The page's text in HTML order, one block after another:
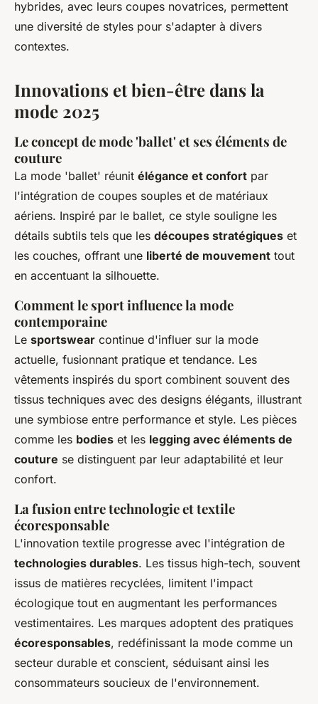
hybrides, avec leurs coupes novatrices, permettent
une diversité de styles pour s'adapter à divers
contextes.
Innovations et bien-être dans la
mode 2025
Le concept de mode 'ballet' et ses éléments de
couture
La mode 'ballet' réunit élégance et confort par
l'intégration de coupes souples et de matériaux
aériens. Inspiré par le ballet, ce style souligne les
détails subtils tels que les découpes stratégiques et
les couches, offrant une liberté de mouvement tout
en accentuant la silhouette.
Comment le sport influence la mode
contemporaine
Le sportswear continue d'influer sur la mode
actuelle, fusionnant pratique et tendance. Les
vêtements inspirés du sport combinent souvent des
tissus techniques avec des designs élégants, illustrant
une symbiose entre performance et style. Les pièces
comme les bodies et les legging avec éléments de
couture se distinguent par leur adaptabilité et leur
confort.
La fusion entre technologie et textile
écoresponsable
L'innovation textile progresse avec l'intégration de
technologies durables. Les tissus high-tech, souvent
issus de matières recyclées, limitent l'impact
écologique tout en augmentant les performances
vestimentaires. Les marques adoptent des pratiques
écoresponsables, redéfinissant la mode comme un
secteur durable et conscient, séduisant ainsi les
consommateurs soucieux de l'environnement.